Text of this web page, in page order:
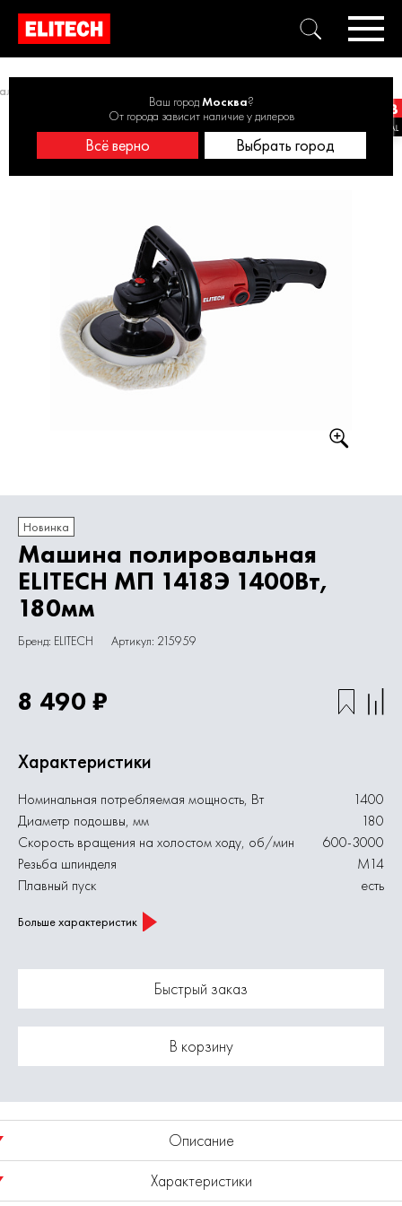
Ваш городМосква?
От города зависит наличие у дилеров
Всё верно Выбрать город
Новинка
Машина полировальная
ELITECH МП 1418Э 1400Вт,
180мм
Бренд: ELITECH Артикул: 215959
8 490 ₽
Характеристики
Номинальная потребляемая мощность, Вт
1400
Диаметр подошвы, мм
180
Скорость вращения на холостом ходу, об/мин
600-3000
Резьба шпинделя
М14
Плавный пуск
есть
Больше характеристик
Быстрый заказ
В корзину
Описание
Полировальная машина мощностью 1400 Вт, с подошвой
Характеристики